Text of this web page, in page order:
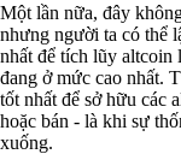
Một lần nữa, đây
nhưng người ta có thể
nhất để tích lũy altcoin
đang ở mức cao nhất.
tốt nhất để sở hữu các
hoặc bán - là khi sự
xuống.